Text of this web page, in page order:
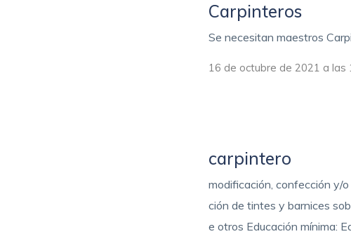
Carpinteros
Se necesitan maestros
16 de octubre de 2021 a las
carpintero
modificación, confección y/
ción de tintes y barnices
e otros Educación mínima: